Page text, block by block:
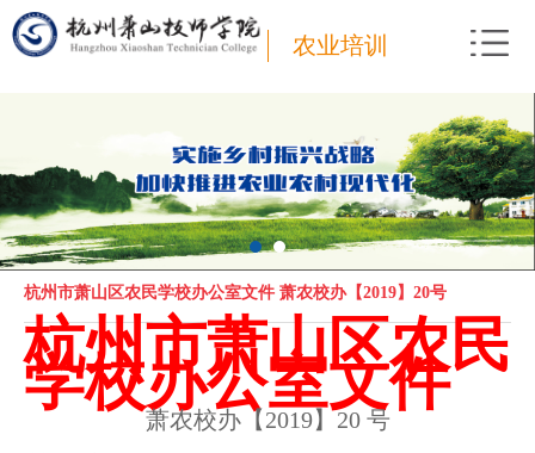
农业培训
杭州市萧山区农民学校办公室文件 萧农校办【2019】20号
杭州市萧山区农民
学校办公室文件
萧农校办【2019】20 号